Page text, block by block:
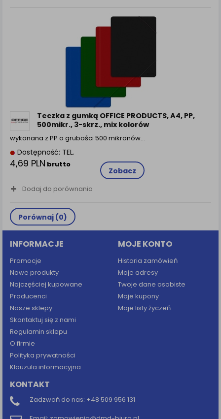
Teczka z gumką OFFICE PRODUCTS, A4, PP,
500mikr., 3-skrz., mix kolorów
wykonana z PP o grubości 500 mikronów…
Dostępność: TEL.
4,69 PLN brutto
Zobacz
Dodaj do porównania
Porównaj (0)
INFORMACJE
Promocje
Nowe produkty
Najczęściej kupowane
Producenci
Nasze sklepy
Skontaktuj się z nami
Regulamin sklepu
O firmie
Polityka prywatności
Klauzula informacyjna
MOJE KONTO
Historia zamówień
Moje adresy
Twoje dane osobiste
Moje kupony
Moje listy życzeń
KONTAKT
Zadzwoń do nas: +48 509 956 131